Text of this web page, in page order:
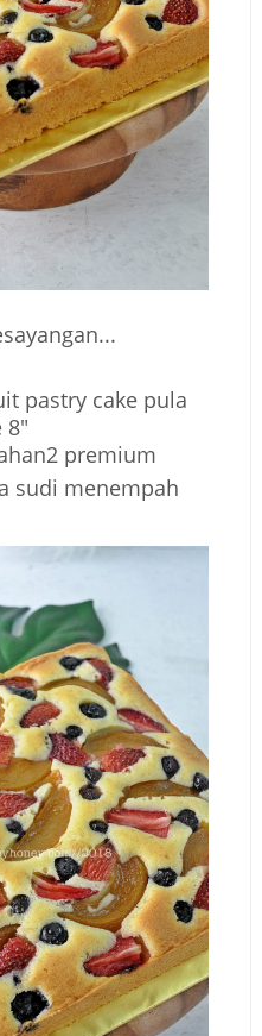
pastry cake pula
8"
premium
sudi menempah